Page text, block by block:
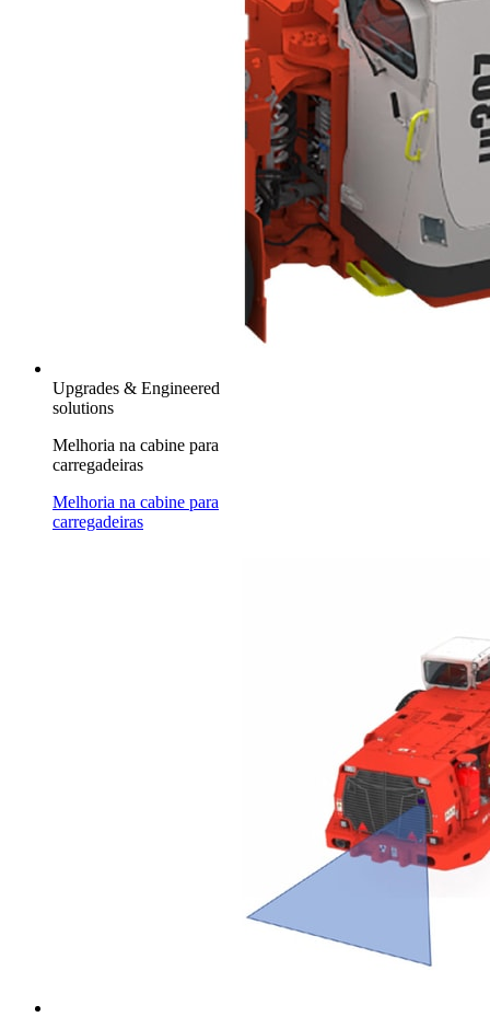
Upgrades & Engineered
solutions
Melhoria na cabine para
carregadeiras
Melhoria na cabine para
carregadeiras